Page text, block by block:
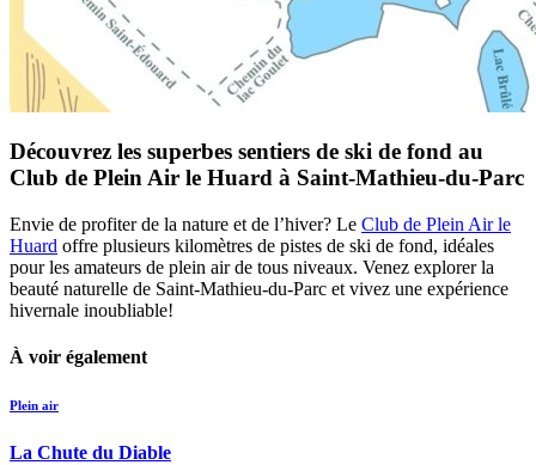
Découvrez les superbes sentiers de ski de fond au
Club de Plein Air le Huard à Saint-Mathieu-du-Parc
Envie de profiter de la nature et de l’hiver? Le Club de Plein Air le
Huard offre plusieurs kilomètres de pistes de ski de fond, idéales
pour les amateurs de plein air de tous niveaux. Venez explorer la
beauté naturelle de Saint-Mathieu-du-Parc et vivez une expérience
hivernale inoubliable!
À voir également
Plein air
La Chute du Diable